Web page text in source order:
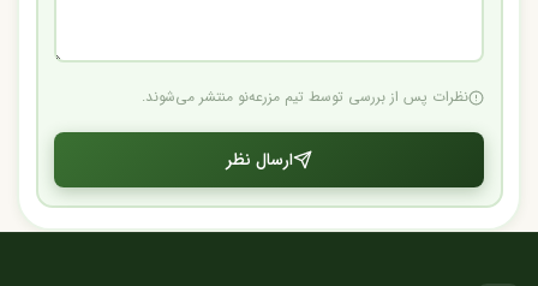
نظرات پس از بررسی توسط تیم مزرعه‌نو منتشر می‌شوند.
ارسال نظر